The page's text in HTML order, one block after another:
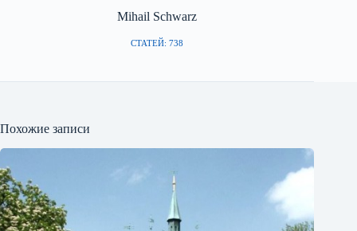
Mihail Schwarz
СТАТЕЙ: 738
Похожие записи